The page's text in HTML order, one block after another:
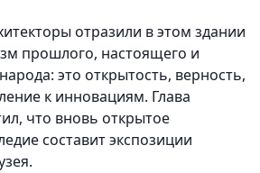
отразили в этом здании
прошлого, настоящего и
это открытость, верность,
к инновациям. Глава
что вновь открытое
составит экспозиции